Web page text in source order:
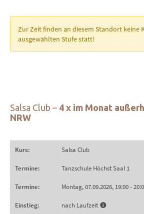
Salsa Club – 4 x im Monat
NRW